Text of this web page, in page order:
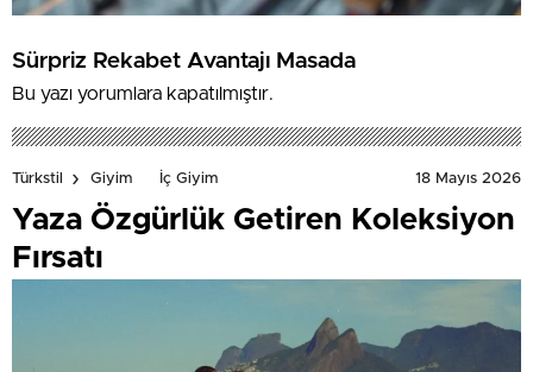
Sürpriz Rekabet Avantajı Masada
Bu yazı yorumlara kapatılmıştır.
Türkstil Giyim İç Giyim 18 Mayıs 2026
Yaza Özgürlük Getiren Koleksiyon
Fırsatı